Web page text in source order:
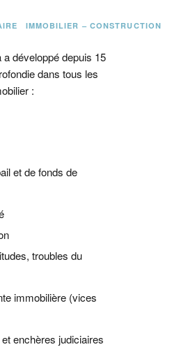
IMMOBILIER – CONSTRUCTION
développé depuis 15
dans tous les
:
et de fonds de
troubles du
immobilière (vices
enchères judiciaires